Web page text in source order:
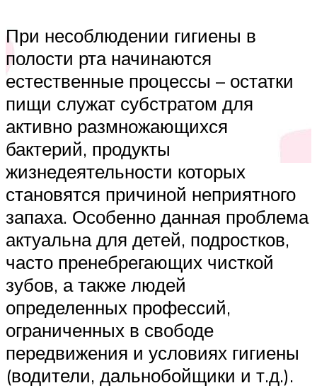
При несоблюдении гигиены в
полости рта начинаются
естественные процессы – остатки
пищи служат субстратом для
активно размножающихся
бактерий, продукты
жизнедеятельности которых
становятся причиной неприятного
запаха. Особенно данная проблема
актуальна для детей, подростков,
часто пренебрегающих чисткой
зубов, а также людей
определенных профессий,
ограниченных в свободе
передвижения и условиях гигиены
(водители, дальнобойщики и т.д.).